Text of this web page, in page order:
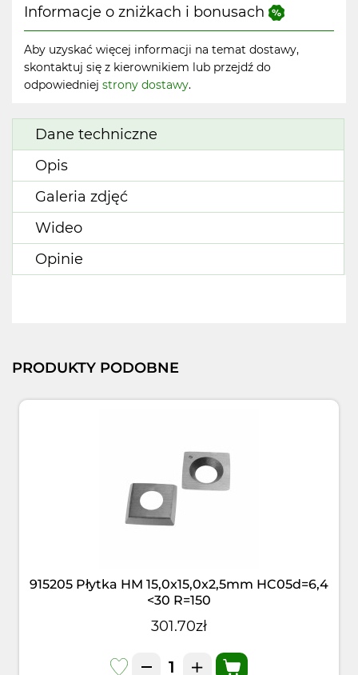
Informacje o zniżkach i bonusach
Aby uzyskać więcej informacji na temat dostawy,
skontaktuj się z kierownikiem lub przejdź do
odpowiedniej strony dostawy.
Dane techniczne
Opis
Galeria zdjęć
Wideo
Opinie
PRODUKTY PODOBNE
915205 Płytka HM 15,0x15,0x2,5mm HC05d=6,4
<30 R=150
301.70zł